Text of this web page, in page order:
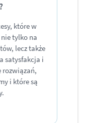
które w
tylko na
lecz także
satysfakcja i
rozwiązań,
i które są